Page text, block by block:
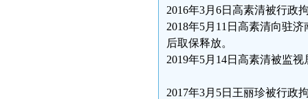
2016年3月6日高素清被行政
2018年5月11日高素清向驻
后取保释放。
2019年5月14日高素清被监视
2017年3月5日王丽珍被行政